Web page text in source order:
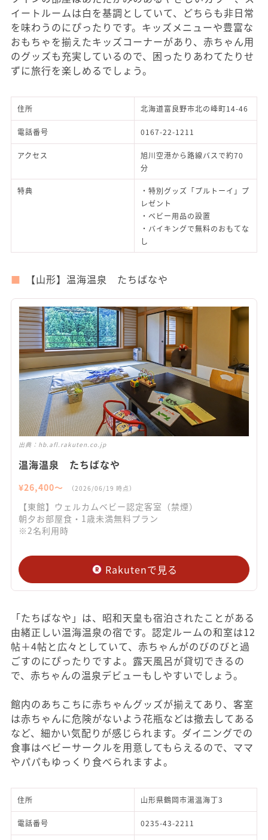
イートルームは白を基調としていて、どちらも非日常
を味わうのにぴったりです。キッズメニューや豊富な
おもちゃを揃えたキッズコーナーがあり、赤ちゃん用
のグッズも充実しているので、困ったりあわてたりせ
ずに旅行を楽しめるでしょう。
住所 北海道富良野市北の峰町14-46
電話番号 0167-22-1211
アクセス
旭川空港から路線バスで約70
分
特典
・特別グッズ「プルトーイ」プ
レゼント
・ベビー用品の設置
・バイキングで無料のおもてな
し
【山形】温海温泉 たちばなや
出典： hb.afl.rakuten.co.jp
温海温泉 たちばなや
¥26,400〜 （2026/06/19 時点）
【東館】ウェルカムベビー認定客室（禁煙）
朝夕お部屋食・1歳未満無料プラン
※2名利用時
Rakutenで見る
「たちばなや」は、昭和天皇も宿泊されたことがある
由緒正しい温海温泉の宿です。認定ルームの和室は12
帖＋4帖と広々としていて、赤ちゃんがのびのびと過
ごすのにぴったりですよ。露天風呂が貸切できるの
で、赤ちゃんの温泉デビューもしやすいでしょう。
館内のあちこちに赤ちゃんグッズが揃えてあり、客室
は赤ちゃんに危険がないよう花瓶などは撤去してある
など、細かい気配りが感じられます。ダイニングでの
食事はベビーサークルを用意してもらえるので、ママ
やパパもゆっくり食べられますよ。
住所 山形県鶴岡市湯温海丁3
電話番号 0235-43-2211